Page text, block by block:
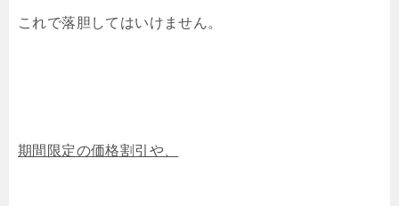
これで落胆してはいけません。
期間限定の価格割引や、